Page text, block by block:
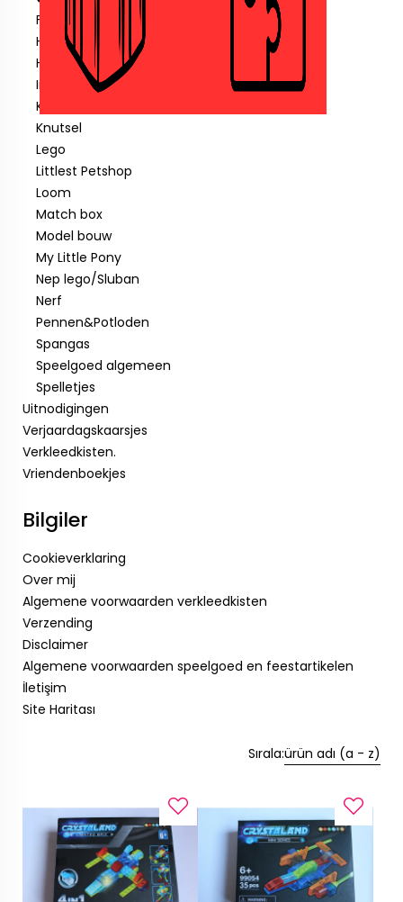
Fisher price
Hotwheels
Hout speelgoed
Indiaan
Klein speelgoed tot € 1,00
Knutsel
Lego
Littlest Petshop
Loom
Match box
Model bouw
My Little Pony
Nep lego/Sluban
Nerf
Pennen&Potloden
Spangas
Speelgoed algemeen
Spelletjes
Uitnodigingen
Verjaardagskaarsjes
Verkleedkisten.
Vriendenboekjes
Bilgiler
Cookieverklaring
Over mij
Algemene voorwaarden verkleedkisten
Verzending
Disclaimer
Algemene voorwaarden speelgoed en feestartikelen
İletişim
Site Haritası
Sırala:ürün adı (a - z)